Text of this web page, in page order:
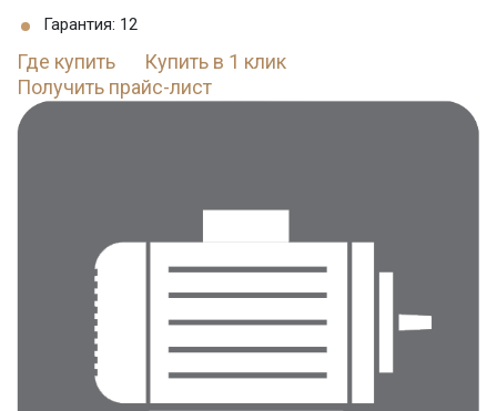
Гарантия: 12
Где купить
Купить в 1 клик
Получить прайс-лист